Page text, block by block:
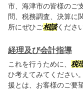
市、海津市の皆様のご
問、税務調査、決算に
所にぜひご相談くださ
経理及び会計指導
これを行うために、 税
ひ考えてみてください
援とは、お客様のご要